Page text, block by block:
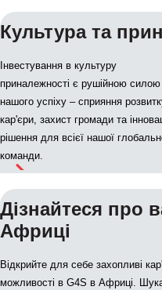
Культура та
Інвестування в культуру
приналежності є рушійною силою
нашого успіху – сприяння
кар'єри, захист громади та
рішення для всієї нашої
команди.
Дізнайтеся про
Африці
Відкрийте для себе захопливі
можливості в G4S в Африці.